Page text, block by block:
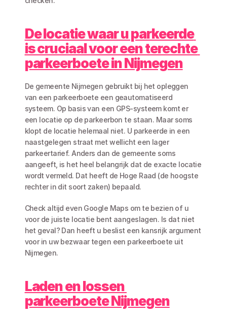
De locatie waar u parkeerde
is cruciaal voor een terechte
parkeerboete in Nijmegen
De gemeente Nijmegen gebruikt bij het opleggen
van een parkeerboete een geautomatiseerd
systeem. Op basis van een GPS-systeem komt er
een locatie op de parkeerbon te staan. Maar soms
klopt de locatie helemaal niet. U parkeerde in een
naastgelegen straat met wellicht een lager
parkeertarief. Anders dan de gemeente soms
aangeeft, is het heel belangrijk dat de exacte locatie
wordt vermeld. Dat heeft de Hoge Raad (de hoogste
rechter in dit soort zaken) bepaald.
Check altijd even Google Maps om te bezien of u
voor de juiste locatie bent aangeslagen. Is dat niet
het geval? Dan heeft u beslist een kansrijk argument
voor in uw bezwaar tegen een parkeerboete uit
Nijmegen.
Laden en lossen
parkeerboete Nijmegen